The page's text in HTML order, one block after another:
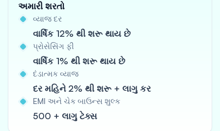
અમારી શરતો
વ્યાજ દર
વાર્ષિક 12% થી શરૂ થાય છે
પ્રોસેસિંગ ફી
વાર્ષિક 1% થી શરૂ થાય છે
દંડાત્મક વ્યાજ
દર મહિને 2% થી શરૂ + લાગુ કર
EMI અને ચેક બાઉન્સ શુલ્ક
500 + લાગુ ટેક્સ